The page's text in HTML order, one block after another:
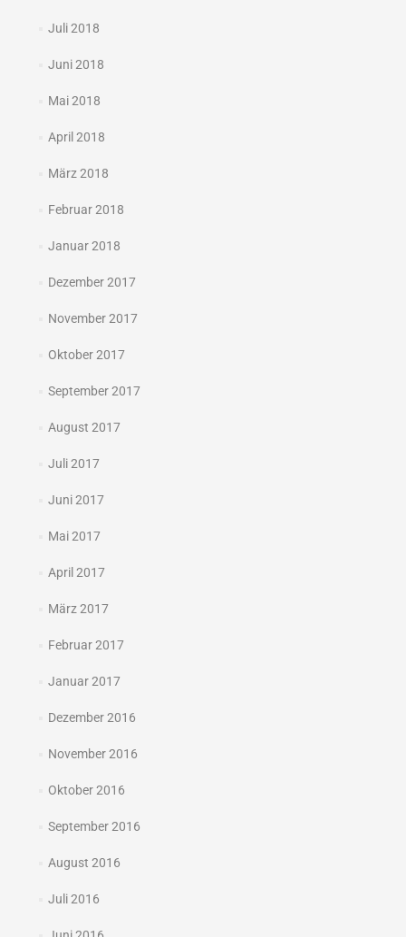
Juli 2018
Juni 2018
Mai 2018
April 2018
März 2018
Februar 2018
Januar 2018
Dezember 2017
November 2017
Oktober 2017
September 2017
August 2017
Juli 2017
Juni 2017
Mai 2017
April 2017
März 2017
Februar 2017
Januar 2017
Dezember 2016
November 2016
Oktober 2016
September 2016
August 2016
Juli 2016